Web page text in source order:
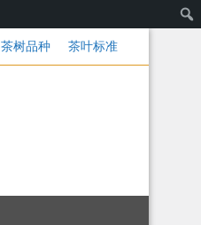
茶树品种 茶叶标准